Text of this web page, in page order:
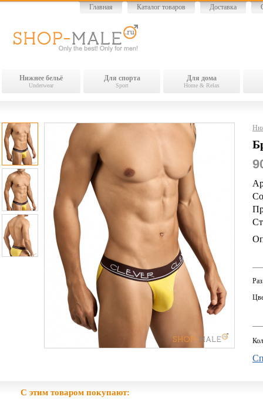
Главная Каталог товаров Доставка
Нижнее бельё
Underwear
Для спорта
Sport
Для дома
Home & Relax
С этим товаром покупают: